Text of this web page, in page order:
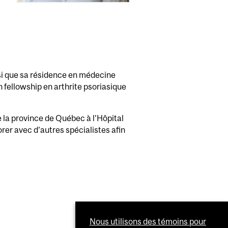
sa résidence en médecine
fellowship en arthrite psoriasique
province de Québec à l’Hôpital
avec d’autres spécialistes afin
Nous utilisons des témoins pour